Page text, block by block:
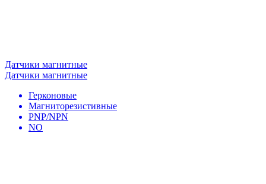
Датчики магнитные
Датчики магнитные
Герконовые
Магниторезистивные
PNP/NPN
NO